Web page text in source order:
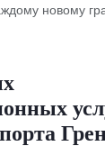
новому